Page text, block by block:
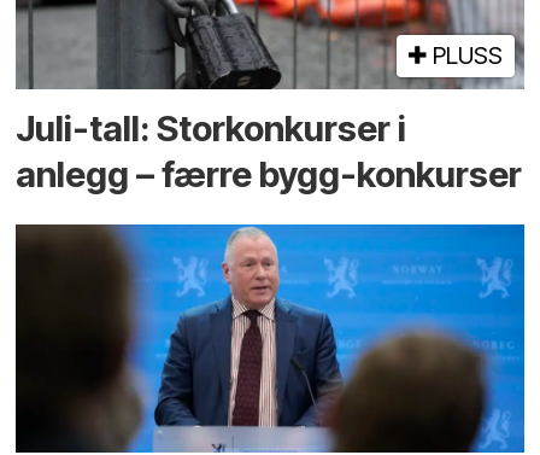
PLUSS
Juli-tall: Storkonkurser i
anlegg – færre bygg-konkurser